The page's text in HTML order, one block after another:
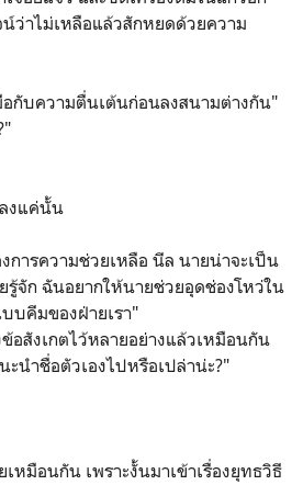
ว่าไม่เหลือแล้วสักหยดด้วยความ
อกับความตื่นเต้นก่อนลงสนามต่างกัน"
งแค่นั้น
การความช่วยเหลือ นีล นายน่าจะเป็น
จัก ฉันอยากให้นายช่วยอุดช่องโหว่ใน
บคีมของฝ่ายเรา"
อสังเกตไว้หลายอย่างแล้วเหมือนกัน
นำชื่อตัวเองไปหรือเปล่าน่ะ?"
หมือนกัน เพราะงั้นมาเข้าเรื่องยุทธวิธี